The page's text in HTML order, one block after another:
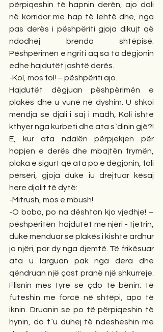
përpiqeshin të hapnin derën, ajo doli
në korridor me hap të lehtë dhe, nga
pas derës i pëshpëriti gjoja dikujt që
ndodhej brenda shtëpisë.
Pëshpërimën e ngriti aq sa ta dëgjonin
edhe hajdutët jashtë derës.
-Kol, mos fol! – pëshpëriti ajo.
Hajdutët dëgjuan pëshpërimën e
plakës dhe u vunë në dyshim. U shkoi
mendja se djali i saj i madh, Koli ishte
kthyer nga kurbeti dhe ata s`dinin gjë?!
E, kur ata ndalën përpjekjen për
hapjen e derës dhe mbajtën frymën,
plaka e sigurt që ata po e dëgjonin, foli
përsëri, gjoja duke iu drejtuar kësaj
here djalit të dytë:
-Mitrush, mos e mbush!
-O bobo, po na dështon kjo vjedhje! –
pëshpëritën  hajdutët me njëri - tjetrin,
duke menduar se plakës i kishte ardhur
jo njëri, por dy nga djemtë. Të frikësuar
ata u larguan pak nga dera dhe
qëndruan një çast pranë një shkurreje.
Flisnin mes tyre se çdo të bënin: të
futeshin me forcë në shtëpi, apo të
iknin. Druanin se po të përpiqeshin të
hynin, do t`u duhej të ndesheshin me